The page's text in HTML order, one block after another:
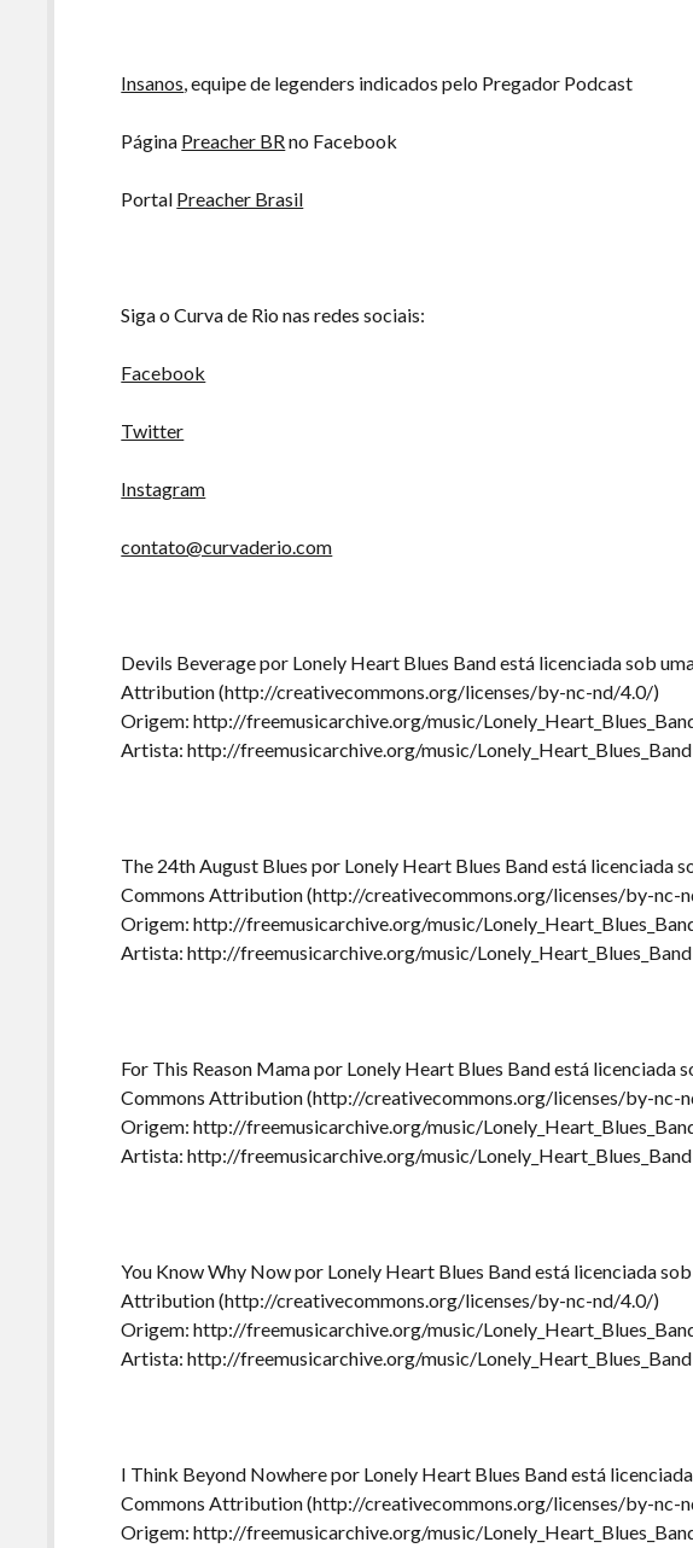
Insanos, equipe de legenders indicados pelo Pregador Podcast
Página Preacher BRno Facebook
Portal Preacher Brasil
Siga o Curva de Rio nas redes sociais:
Facebook
Twitter
Instagram
contato@curvaderio.com
Devils Beverage por Lonely Heart Blues Band está licenciada sob
Attribution (http://creativecommons.org/licenses/by-nc-nd/4.0/)
Origem: http://freemusicarchive.org/music/
Artista: http://freemusicarchive.org/music/Lonely_Heart_Blues_Band
The 24th August Blues por Lonely Heart Blues Band está licenciada
Commons Attribution (http://creativecommons.org/licenses/by-nc-
Origem: http://freemusicarchive.org/music/
Artista: http://freemusicarchive.org/music/Lonely_Heart_Blues_Band
For This Reason Mama por Lonely Heart Blues Band está licenciada
Commons Attribution (http://creativecommons.org/licenses/by-nc-
Origem: http://freemusicarchive.org/music/
Artista: http://freemusicarchive.org/music/Lonely_Heart_Blues_Band
You Know Why Now por Lonely Heart Blues Band está licenciada
Attribution (http://creativecommons.org/licenses/by-nc-nd/4.0/)
Origem: http://freemusicarchive.org/music/
Artista: http://freemusicarchive.org/music/Lonely_Heart_Blues_Band
I Think Beyond Nowhere por Lonely Heart Blues Band está
Commons Attribution (http://creativecommons.org/licenses/by-nc-
Origem: http://freemusicarchive.org/music/